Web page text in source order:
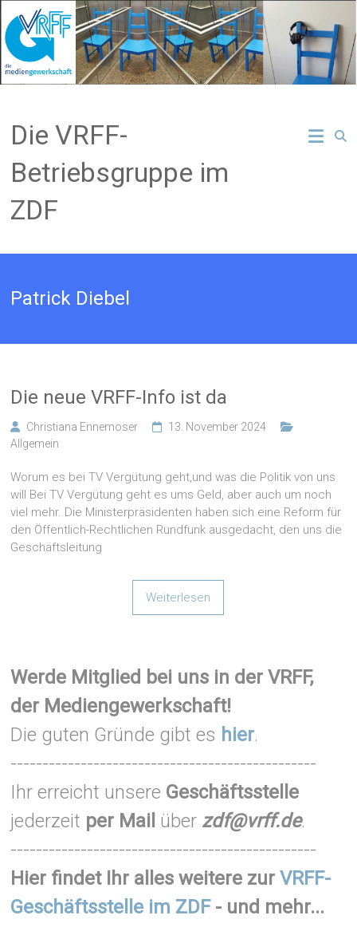
Inhalt
springen
Die VRFF-
Betriebsgruppe im
ZDF
Patrick Diebel
Die neue VRFF-Info ist da
Christiana Ennemoser
13. November 2024
Allgemein
Worum es bei TV Vergütung geht,und was die Politik von uns
will Bei TV Vergütung geht es ums Geld, aber auch um noch
viel mehr. Die Ministerpräsidenten haben sich eine Reform für
den Öffentlich-Rechtlichen Rundfunk ausgedacht, den uns die
Geschäftsleitung
Weiterlesen
Werde Mitglied bei uns in der VRFF,
der Mediengewerkschaft!
Die guten Gründe gibt es hier.
------------------------------------------------
Ihr erreicht unsere Geschäftsstelle
jederzeit per Mail über zdf@vrff.de.
------------------------------------------------
Hier findet Ihr alles weitere zurVRFF-
Geschäftsstelle im ZDF- und mehr...